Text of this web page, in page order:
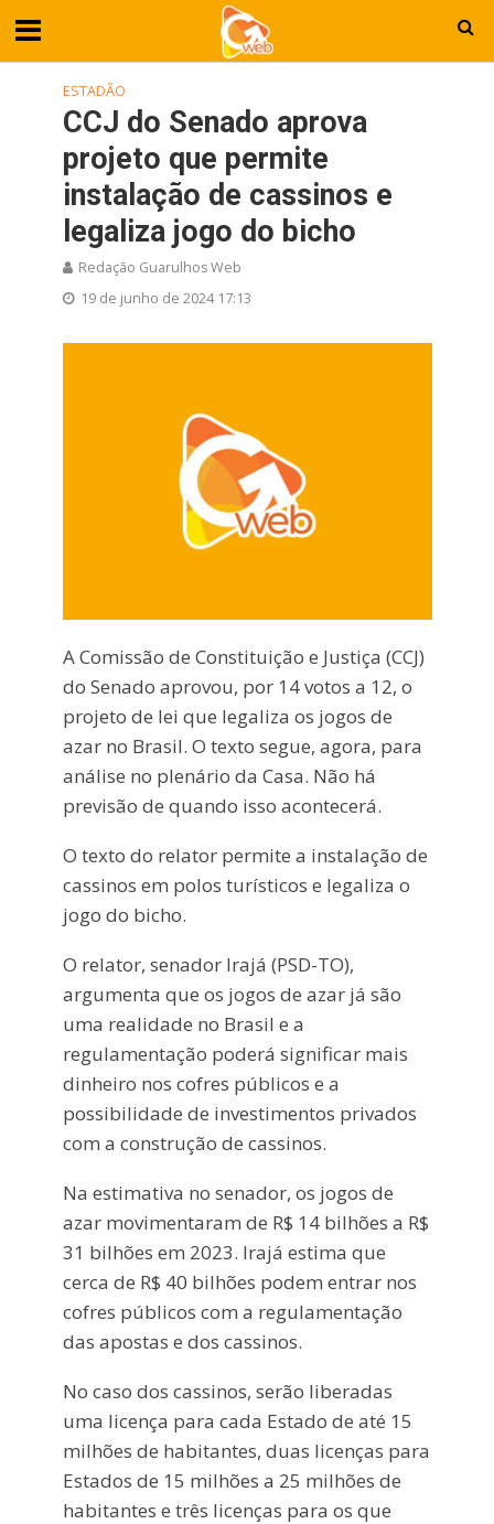
ESTADÃO
CCJ do Senado aprova
projeto que permite
instalação de cassinos e
legaliza jogo do bicho
Redação Guarulhos Web
19 de junho de 2024 17:13
A Comissão de Constituição e Justiça (CCJ)
do Senado aprovou, por 14 votos a 12, o
projeto de lei que legaliza os jogos de
azar no Brasil. O texto segue, agora, para
análise no plenário da Casa. Não há
previsão de quando isso acontecerá.
O texto do relator permite a instalação de
cassinos em polos turísticos e legaliza o
jogo do bicho.
O relator, senador Irajá (PSD-TO),
argumenta que os jogos de azar já são
uma realidade no Brasil e a
regulamentação poderá significar mais
dinheiro nos cofres públicos e a
possibilidade de investimentos privados
com a construção de cassinos.
Na estimativa no senador, os jogos de
azar movimentaram de R$ 14 bilhões a R$
31 bilhões em 2023. Irajá estima que
cerca de R$ 40 bilhões podem entrar nos
cofres públicos com a regulamentação
das apostas e dos cassinos.
No caso dos cassinos, serão liberadas
uma licença para cada Estado de até 15
milhões de habitantes, duas licenças para
Estados de 15 milhões a 25 milhões de
habitantes e três licenças para os que